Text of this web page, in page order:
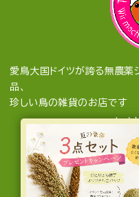
愛鳥大国ドイツが誇る無農薬
品、
珍しい鳥の雑貨のお店です
と